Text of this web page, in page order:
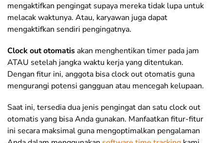
mengaktifkan pengingat supaya mereka tidak lupa untuk
melacak waktunya. Atau, karyawan juga dapat
mengaktifkan sendiri pengingatnya.
Clock out otomatisakan menghentikan timer pada jam
ATAU setelah jangka waktu kerja yang ditentukan.
Dengan fitur ini, anggota bisa clock out otomatis guna
mengurangi potensi gangguan atau mencegah kelupaan.
Saat ini, tersedia dua jenis pengingat dan satu clock out
otomatis yang bisa Anda gunakan. Manfaatkan fitur-fitur
ini secara maksimal guna mengoptimalkan pengalaman